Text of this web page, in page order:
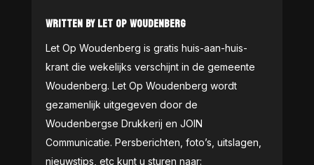
WRITTEN BY LET OP WOUDENBERG
Let Op Woudenberg is gratis huis-aan-huis-
krant die wekelijks verschijnt in de gemeente
Woudenberg. Let Op Woudenberg wordt
gezamenlijk uitgegeven door de
Woudenbergse Drukkerij en JOIN
Communicatie. Persberichten, foto’s, uitslagen,
nieuwstips, etc kunt u sturen naar: